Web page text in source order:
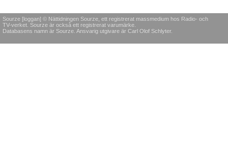
Sourze [loggan] © Nättidningen Sourze, ett registrerat massmedium hos Radio- och
TV-verket. Sourze är också ett registrerat varumärke.
Databasens namn är Sourze. Ansvarig utgivare är Carl Olof Schlyter.